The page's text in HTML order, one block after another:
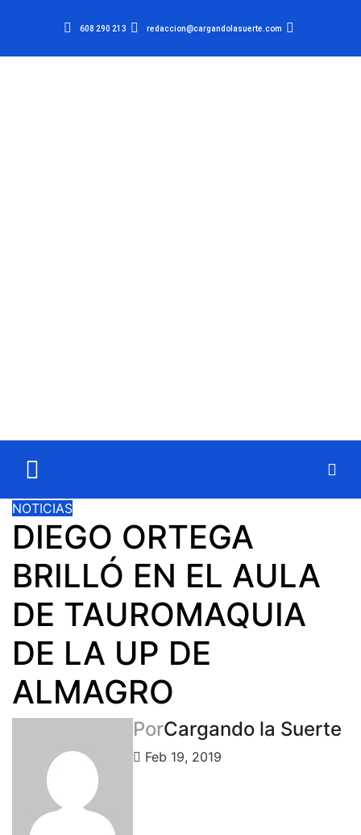
608 290 213 redaccion@cargandolasuerte.com
NOTICIAS
DIEGO ORTEGA
BRILLÓ EN EL AULA
DE TAUROMAQUIA
DE LA UP DE
ALMAGRO
PorCargando la Suerte
Feb 19, 2019